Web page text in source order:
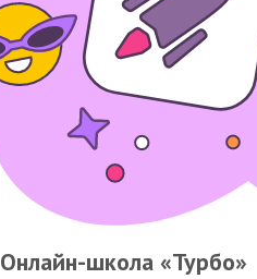
Онлайн-школа «Турбо»